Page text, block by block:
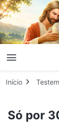
Início
Só por